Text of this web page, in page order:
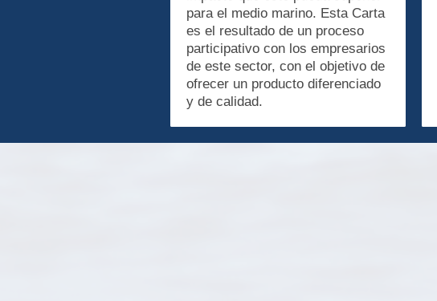
para el medio marino. Esta Carta
es el resultado de un proceso
participativo con los empresarios
de este sector, con el objetivo de
ofrecer un producto diferenciado
y de calidad.